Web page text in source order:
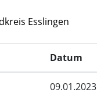
Esslingen
Datum
09.01.2023